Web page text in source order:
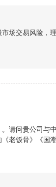
场交易风险，
请问贵公司与
老饭骨》《国